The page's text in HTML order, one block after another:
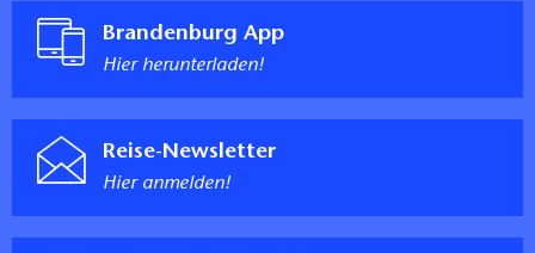
Brandenburg App
Hier herunterladen!
Reise-Newsletter
Hier anmelden!